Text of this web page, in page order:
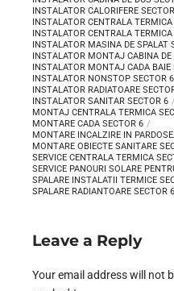
INSTALATOR CALORIFERE
INSTALATOR CENTRALA TERMICA
INSTALATOR CENTRALA
INSTALATOR MASINA DE SPALAT
INSTALATOR MONTAJ CABINA DE
INSTALATOR MONTAJ CADA BAIE
INSTALATOR NONSTOP SECTOR 6
INSTALATOR RADIATOARE
INSTALATOR SANITAR SECTOR 6
MONTAJ CENTRALA TERMICA
MONTARE CADA SECTOR 6
MONTARE INCALZIRE IN
MONTARE OBIECTE SANITARE
SERVICE CENTRALA TERMICA
SERVICE PANOURI SOLARE
SPALARE INSTALATII TERMICE
SPALARE RADIANTOARE SECTOR 6
Leave a Reply
Your email address will not